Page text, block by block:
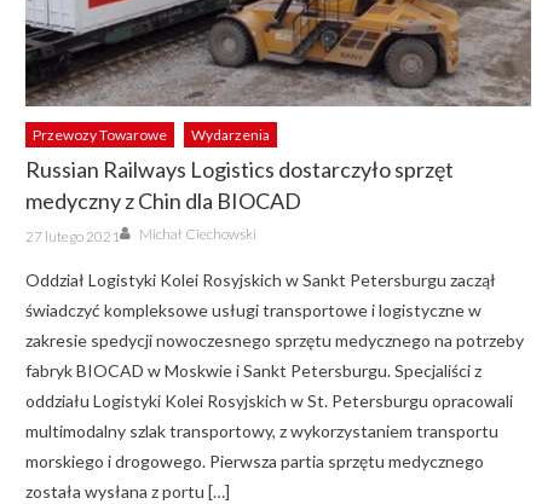
Przewozy Towarowe Wydarzenia
Russian Railways Logistics dostarczyło sprzęt
medyczny z Chin dla BIOCAD
Posted
on
27 lutego 2021 Author
Michał Ciechowski
Oddział Logistyki Kolei Rosyjskich w Sankt Petersburgu zaczął
świadczyć kompleksowe usługi transportowe i logistyczne w
zakresie spedycji nowoczesnego sprzętu medycznego na potrzeby
fabryk BIOCAD w Moskwie i Sankt Petersburgu. Specjaliści z
oddziału Logistyki Kolei Rosyjskich w St. Petersburgu opracowali
multimodalny szlak transportowy, z wykorzystaniem transportu
morskiego i drogowego. Pierwsza partia sprzętu medycznego
została wysłana z portu […]